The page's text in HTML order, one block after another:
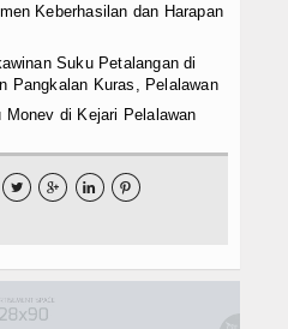
Keberhasilan dan Harapan
Suku Petalangan di
Pangkalan Kuras, Pelalawan
Monev di Kejari Pelalawan
   